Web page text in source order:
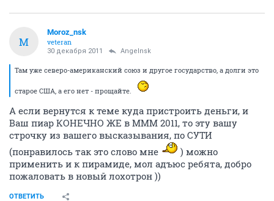
M
Moroz_nsk
veteran
30 декабря 2011 Angelnsk
Там уже северо-американский союз и другое государство, а долги это
старое США, а его нет - прощайте.
А если вернутся к теме куда пристроить деньги, и
Ваш пиар КОНЕЧНО ЖЕ в МММ 2011, то эту вашу
строчку из вашего высказывания, по СУТИ
(понравилось так это слово мне
) можно
применить и к пирамиде, мол адъюс ребята, добро
пожаловать в новый лохотрон ))
ОТВЕТИТЬ